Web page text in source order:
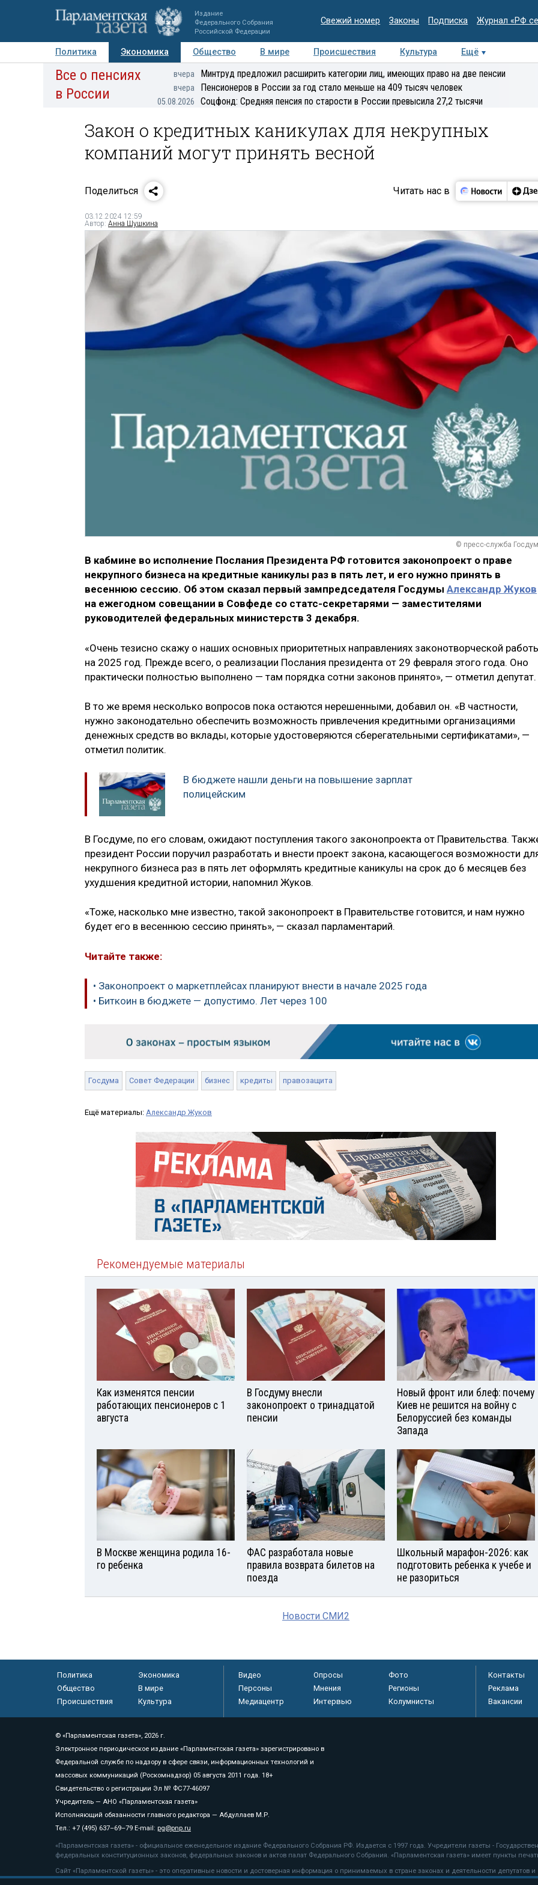
Издание
Федерального Собрания
Российской Федерации
Свежий номер Законы Подписка Журнал «РФ
Политика Экономика Общество В мире Происшествия Культура
Ещё
Авторы Персоны Мнения Регионы Медиацентр Интервью Колумнисты
Все о пенсиях
в России
вчера Минтруд предложил расширить категории лиц, имеющих право на две пенсии
вчера Пенсионеров в России за год стало меньше на 409 тысяч человек
05.08.2026 Соцфонд: Средняя пенсия по старости в России превысила 27,2 тысячи
Закон о кредитных каникулах для некрупных
компаний могут принять весной
Поделиться Читать нас в
03.12.2024 12:59
Автор: Анна Шушкина
© пресс-служба
В кабмине во исполнение Послания Президента РФ готовится законопроект о праве
некрупного бизнеса на кредитные каникулы раз в пять лет, и его нужно принять в
весеннюю сессию. Об этом сказал первый зампредседателя Госдумы Александр Жуков
на ежегодном совещании в Совфеде со статс-секретарями — заместителями
руководителей федеральных министерств 3 декабря.
«Очень тезисно скажу о наших основных приоритетных направлениях законотворческой
на 2025 год. Прежде всего, о реализации Послания президента от 29 февраля этого года. Оно
практически полностью выполнено — там порядка сотни законов принято», — отметил депутат.
В то же время несколько вопросов пока остаются нерешенными, добавил он. «В частности,
нужно законодательно обеспечить возможность привлечения кредитными организациями
денежных средств во вклады, которые удостоверяются сберегательными сертификатами», —
отметил политик.
В бюджете нашли деньги на повышение зарплат
полицейским
В Госдуме, по его словам, ожидают поступления такого законопроекта от Правительства.
президент России поручил разработать и внести проект закона, касающегося возможности
некрупного бизнеса раз в пять лет оформлять кредитные каникулы на срок до 6 месяцев без
ухудшения кредитной истории, напомнил Жуков.
«Тоже, насколько мне известно, такой законопроект в Правительстве готовится, и нам нужно
будет его в весеннюю сессию принять», — сказал парламентарий.
Читайте также:
• Законопроект о маркетплейсах планируют внести в начале 2025 года
• Биткоин в бюджете — допустимо. Лет через 100
Госдума Совет Федерации бизнес кредиты правозащита
Ещё материалы: Александр Жуков
Рекомендуемые материалы
Как изменятся пенсии
работающих пенсионеров с 1
августа
В Госдуму внесли
законопроект о тринадцатой
пенсии
Новый фронт или блеф: почему
Киев не решится на войну с
Белоруссией без команды
Запада
В Москве женщина родила 16-
го ребенка
ФАС разработала новые
правила возврата билетов на
поезда
Школьный марафон-2026: как
подготовить ребенка к учебе и
не разориться
Новости СМИ2
Политика
Экономика
Общество
В мире
Происшествия
Культура
Видео Опросы
Фото
Персоны
Мнения
Регионы
Медиацентр
Интервью Колумнисты
Контакты
Реклама
Вакансии
© «Парламентская газета», 2026 г.
Электронное периодическое издание «Парламентская газета» зарегистрировано в
Федеральной службе по надзору в сфере связи, информационных технологий и
массовых коммуникаций (Роскомнадзор) 05 августа 2011 года. 18+
Свидетельство о регистрации Эл № ФС77-46097
Учредитель — АНО «Парламентская газета»
Исполняющий обязанности главного редактора — Абдуллаев М.Р.
Тел.: +7 (495) 637–69–79 E-mail: pg@pnp.ru
«Парламентская газета» - официальное еженедельное издание Федерального Собрания РФ. Издается с 1997 года. Учредители газеты -
федеральных конституционных законов, федеральных законов и актов палат Федерального Собрания. «Парламентская газета» имеет пункты
Сайт «Парламентской газеты» - это оперативные новости и достоверная информация о принимаемых в стране законах и деятельности депутатов
«Парламентской газеты» активная ссылка на pnp.ru обязательна.